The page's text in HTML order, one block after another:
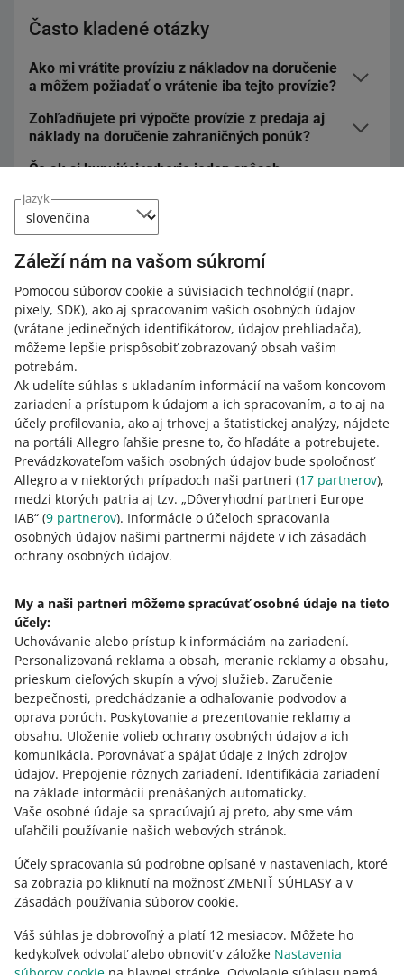
jazyk
Záleží nám na vašom súkromí
Pomocou súborov cookie a súvisiacich technológií (napr.
pixely, SDK), ako aj spracovaním vašich osobných údajov
(vrátane jedinečných identifikátorov, údajov prehliadača),
môžeme lepšie prispôsobiť zobrazovaný obsah vašim
potrebám.
Ak udelíte súhlas s ukladaním informácií na vašom koncovom
zariadení a prístupom k údajom a ich spracovaním, a to aj na
účely profilovania, ako aj trhovej a štatistickej analýzy, nájdete
na portáli Allegro ľahšie presne to, čo hľadáte a potrebujete.
Prevádzkovateľom vašich osobných údajov bude spoločnosť
Allegro a v niektorých prípadoch naši partneri (17 partnerov),
medzi ktorých patria aj tzv. „Dôveryhodní partneri Europe
IAB“ (9 partnerov). Informácie o účeloch spracovania
osobných údajov našimi partnermi nájdete v ich zásadách
ochrany osobných údajov.
My a naši partneri môžeme spracúvať osobné údaje na tieto
účely:
Uchovávanie alebo prístup k informáciám na zariadení.
Personalizovaná reklama a obsah, meranie reklamy a obsahu,
prieskum cieľových skupín a vývoj služieb. Zaručenie
bezpečnosti, predchádzanie a odhaľovanie podvodov a
oprava porúch. Poskytovanie a prezentovanie reklamy a
obsahu. Uloženie volieb ochrany osobných údajov a ich
komunikácia. Porovnávať a spájať údaje z iných zdrojov
údajov. Prepojenie rôznych zariadení. Identifikácia zariadení
na základe informácií prenášaných automaticky.
Vaše osobné údaje sa spracúvajú aj preto, aby sme vám
uľahčili používanie našich webových stránok.
Účely spracovania sú podrobne opísané v nastaveniach, ktoré
sa zobrazia po kliknutí na možnosť ZMENIŤ SÚHLASY a v
Zásadách používania súborov cookie.
Váš súhlas je dobrovoľný a platí 12 mesiacov. Môžete ho
kedykoľvek odvolať alebo obnoviť v záložke Nastavenia
Často kladené otázky
Ako mi vrátite províziu z nákladov na doručenie
a môžem požiadať o vrátenie iba tejto provízie?
Pretože účtujeme jednu províziu – nerozdeľujeme ju na
časť z hodnoty produktu a časť z nákladov na doručenie.
Ak teda požiadate o transakčnú zľavu (vrátenie provízie),
nie na časť nákladov. O vrátenie provízie požiadate podľa
platných pravidiel.
Zohľadňujete pri výpočte provízie z predaja aj
náklady na doručenie zahraničných ponúk?
kupujúci.
Čo ak si kupujúci vyberie jeden spôsob
znova a vyberie si iný spôsob (v inej cene)?
zvoleného spôsobu dopravy.
Ako vypočítate províziu, keď si kupujúci nevybral
spôsob doručenia z tých, ktoré sú k dispozícii vo
formulári, ale ručne zadal náklady na doručenie?
Ak si kupujúci nevybral doručenie zo spôsobov
dostupných v ponuke a vo formulári o možnostiach
doručenia a platby vybral si iný spôsob doručenia a
ručne zadal náklady na doručenie, vypočítame províziu
zo sumy nákupu vrátane týchto nákladov na doručenie.
Ak potom kupujúci zmení spôsob doručenia, províziu z
predaja už nebudeme účtovať.
Kde nájdem informácie o provízii z predaja
účtovanej za predané produkty?
Výšku účtovanej provízie z predaja nájdete vždy v záložke
Vyúčtovania so spoločnosťou Allegrovo svojom účte – v
častiHistória transakcií.
Vypočíta kalkulačka províziu z predaja vrátane
nákladov na doručenie?
Na výpočet poplatkov za inzerciu a provízie z predaja
použitekalkulačku poplatkov. Cenová ponuka sa vzťahuje
na objednávky s doručením zadarmo.
Ako môžem skontrolovať poplatky v API?
Pomocou príslušných API zdrojov vypočítate poplatky pre
konkrétnu ponuku. Viac informácií.
Čas čítania: 1 min.
Poplatky na portáli Allegro
Pozrite sa, aké poplatky účtujeme v
spoločnosti Allegro.
PREJSŤ NA STRÁNKU
Potrebujete pomoc?
KONTAKTUJTE NÁS